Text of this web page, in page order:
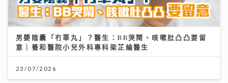
男嬰陰囊「冇睪丸」？醫生：BB哭鬧、咳嗽肚凸凸要留
意｜養和醫院小兒外科專科梁芷綸醫生
23/07/2026